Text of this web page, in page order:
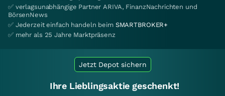
✅ verlagsunabhängige Partner ARIVA, FinanzNachrichten und
BörsenNews
✅ Jederzeit einfach handeln beim SMARTBROKER+
✅ mehr als 25 Jahre Marktpräsenz
Jetzt Depot sichern
Ihre Lieblingsaktie geschenkt!